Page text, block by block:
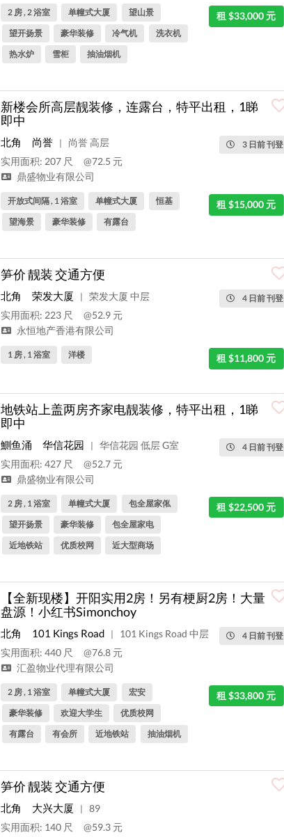
租 $33,000 元
2 房 , 2 浴室 单幢式大厦
望山景
望开扬景
豪华装修 冷气机
洗衣机
热水炉
雪柜 抽油烟机
新楼会所高层靓装修，连露台，特平出租，1睇
即中
3 日前 刊登
北角 尚誉 |
尚誉 高层
实用面积: 207 尺
@72.5 元
鼎盛物业有限公司
租 $15,000 元
开放式间隔 , 1 浴室 单幢式大厦
恒基
望海景
豪华装修 有露台
笋价 靓装 交通方便
4 日前 刊登
北角 荣发大厦 |
荣发大厦 中层
实用面积: 223 尺
@52.9 元
永恒地产香港有限公司
租 $11,800 元
1 房 , 1 浴室 洋楼
地铁站上盖两房齐家电靓装修，特平出租，1睇
即中
4 日前 刊登
鰂鱼涌 华信花园 |
华信花园 低层 G室
实用面积: 427 尺
@52.7 元
鼎盛物业有限公司
租 $22,500 元
2 房 , 1 浴室 单幢式大厦
包全屋家俬
望开扬景
豪华装修
包全屋家电
近地铁站
优质校网 近大型商场
【全新现楼】开阳实用2房！另有梗厨2房！大量
盘源！小红书Simonchoy
4 日前 刊登
北角 101 Kings Road |
101 Kings Road 中层
实用面积: 440 尺
@76.8 元
汇盈物业代理有限公司
租 $33,800 元
2 房 , 1 浴室 单幢式大厦
宏安
豪华装修
欢迎大学生
优质校网
有露台
有会所 近地铁站 抽油烟机
笋价 靓装 交通方便
北角 大兴大厦 |
89
实用面积: 140 尺
@59.3 元